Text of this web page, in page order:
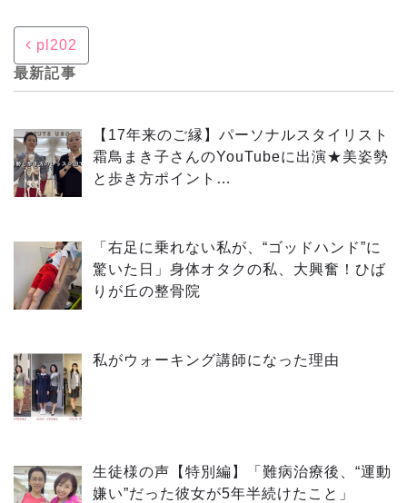
Post navigation
pl202
最新記事
【17年来のご縁】パーソナルスタイリスト
霜鳥まき子さんのYouTubeに出演★美姿勢
と歩き方ポイント…
「右足に乗れない私が、“ゴッドハンド”に
驚いた日」身体オタクの私、大興奮！ひば
りが丘の整骨院
私がウォーキング講師になった理由
生徒様の声【特別編】「難病治療後、“運動
嫌い”だった彼女が5年半続けたこと」